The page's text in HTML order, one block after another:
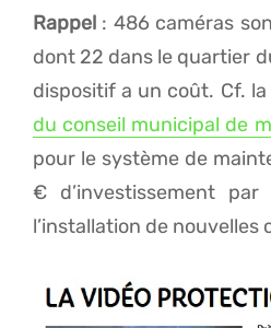
Rappel : 486 caméras
dont 22 dans le quartier
dispositif a un coût. Cf.
du conseil municipal de
pour le système de
€ d’investissement
l’installation de nouvelles